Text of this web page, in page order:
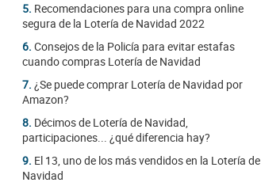
5. Recomendaciones para una compra online
segura de la Lotería de Navidad 2022
6. Consejos de la Policía para evitar estafas
cuando compras Lotería de Navidad
7. ¿Se puede comprar Lotería de Navidad por
Amazon?
8. Décimos de Lotería de Navidad,
participaciones... ¿qué diferencia hay?
9. El 13, uno de los más vendidos en la Lotería de
Navidad